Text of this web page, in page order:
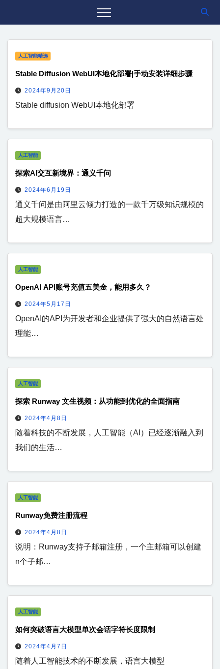
人工智能精选
Stable Diffusion WebUI本地化部署|手动安装详细步骤
2024年9月20日
Stable diffusion WebUI本地化部署
人工智能
探索AI交互新境界：通义千问
2024年6月19日
通义千问是由阿里云倾力打造的一款千万级知识规模的
超大规模语言…
人工智能
OpenAI API账号充值五美金，能用多久？
2024年5月17日
OpenAI的API为开发者和企业提供了强大的自然语言处
理能…
人工智能
探索 Runway 文生视频：从功能到优化的全面指南
2024年4月8日
随着科技的不断发展，人工智能（AI）已经逐渐融入到
我们的生活…
人工智能
Runway免费注册流程
2024年4月8日
说明：Runway支持子邮箱注册，一个主邮箱可以创建
n个子邮…
人工智能
如何突破语言大模型单次会话字符长度限制
2024年4月7日
随着人工智能技术的不断发展，语言大模型